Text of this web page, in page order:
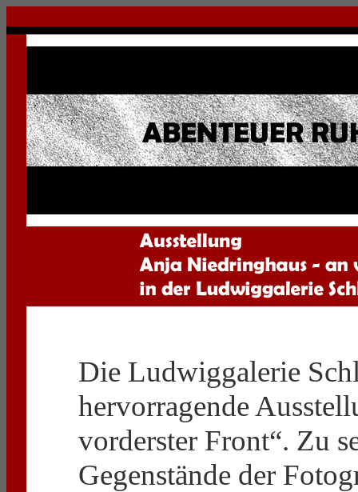
Die Ludwiggalerie
hervorragende
vorderster Front“. Zu
Gegenstände der